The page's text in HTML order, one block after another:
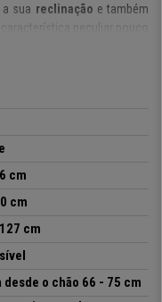
sua reclinação e também
característica peculiar pouco
todo um plus de
garante uma maior
a
pés em alto e estar
seja uma poltrona perfeita
de qualidade
transpirável e agradável
cm
cm
cm
desde o chão 66 - 75 cm